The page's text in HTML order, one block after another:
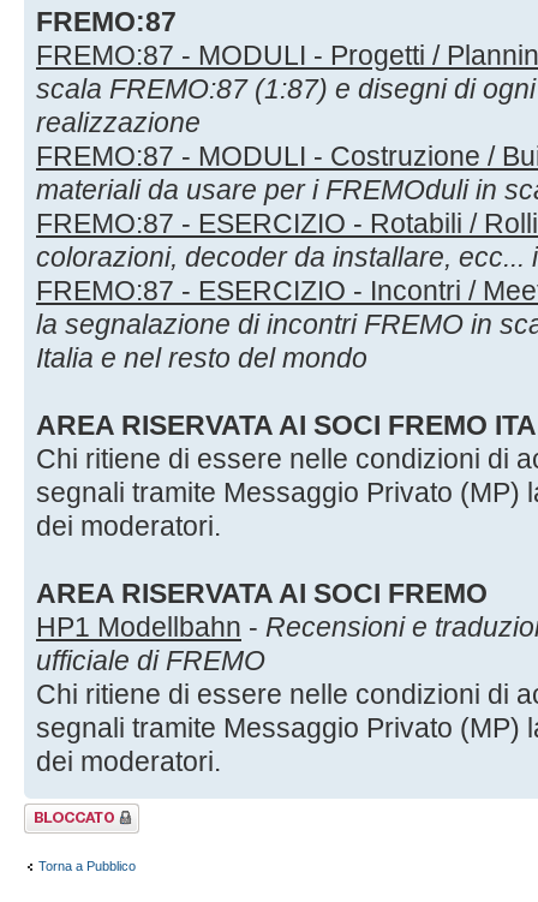
FREMO:87
FREMO:87 - MODULI - Progetti /
scala FREMO:87 (1:87) e disegni di
realizzazione
FREMO:87 - MODULI - Costruzione /
materiali da usare per i FREMOduli in
FREMO:87 - ESERCIZIO - Rotabili /
colorazioni, decoder da installare, ecc...
FREMO:87 - ESERCIZIO - Incontri /
la segnalazione di incontri FREMO in
Italia e nel resto del mondo
AREA RISERVATA AI SOCI FREMO
Chi ritiene di essere nelle condizioni di
segnali tramite Messaggio Privato (MP)
dei moderatori.
AREA RISERVATA AI SOCI FREMO
HP1 Modellbahn - Recensioni e
ufficiale di FREMO
Chi ritiene di essere nelle condizioni di
segnali tramite Messaggio Privato (MP)
dei moderatori.
Argomento
bloccato
Torna a Pubblico